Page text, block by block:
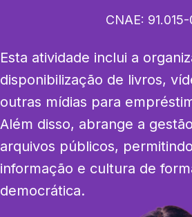
CNAE:
Esta atividade inclui a
disponibilização de livros,
outras mídias para
Além disso, abrange a
arquivos públicos,
informação e cultura de
democrática.